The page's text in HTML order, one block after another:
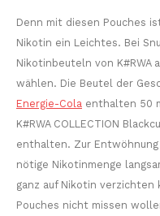
Denn mit diesen Pouches
Nikotin ein Leichtes. Bei
Nikotinbeuteln von K#RWA
wählen. Die Beutel der
Energie-Cola enthalten 50
K#RWA COLLECTION
enthalten. Zur
nötige Nikotinmenge
ganz auf Nikotin verzichten
Pouches nicht missen